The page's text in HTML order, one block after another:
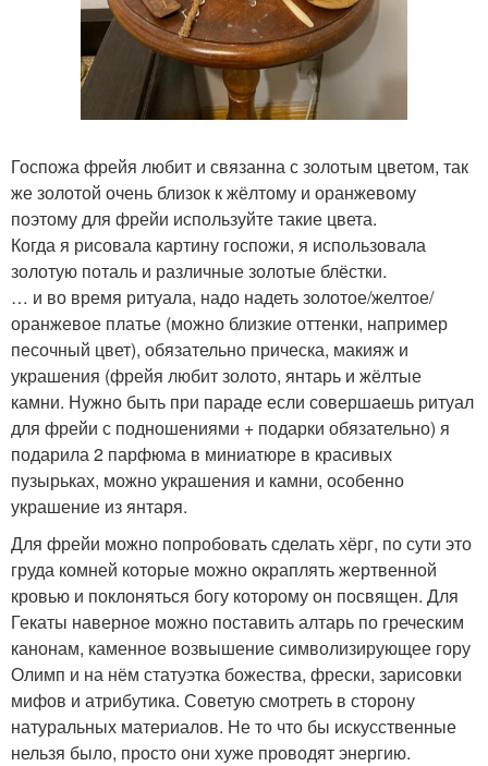
Госпожа фрейя любит и связанна с золотым цветом, так
же золотой очень близок к жёлтому и оранжевому
поэтому для фрейи используйте такие цвета.
Когда я рисовала картину госпожи, я использовала
золотую поталь и различные золотые блёстки.
… и во время ритуала, надо надеть золотое/желтое/
оранжевое платье (можно близкие оттенки, например
песочный цвет), обязательно прическа, макияж и
украшения (фрейя любит золото, янтарь и жёлтые
камни. Нужно быть при параде если совершаешь ритуал
для фрейи с подношениями + подарки обязательно) я
подарила 2 парфюма в миниатюре в красивых
пузырьках, можно украшения и камни, особенно
украшение из янтаря.
Для фрейи можно попробовать сделать хёрг, по сути это
груда комней которые можно окраплять жертвенной
кровью и поклоняться богу которому он посвящен. Для
Гекаты наверное можно поставить алтарь по греческим
канонам, каменное возвышение символизирующее гору
Олимп и на нём статуэтка божества, фрески, зарисовки
мифов и атрибутика. Советую смотреть в сторону
натуральных материалов. Не то что бы искусственные
нельзя было, просто они хуже проводят энергию.